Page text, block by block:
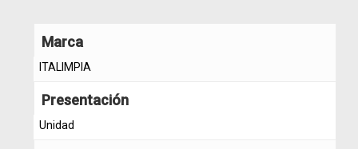
Marca
ITALIMPIA
Presentación
Unidad